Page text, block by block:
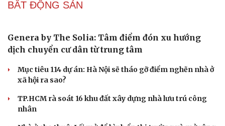
Vĩnh Long kiểm tra phát hiện 17 trường hợp kinh doanh
Giá vàng hôm nay 6/8: Vàng SJC tăng lên 140,3 - 143,3
triệu đồng/lượng
PODCAST
Truyện ngắn: "Bờ sông gió thổi" (Phần đầu)
Chính sách giáo dục phải được đo bằng sự tiến bộ, hạnh